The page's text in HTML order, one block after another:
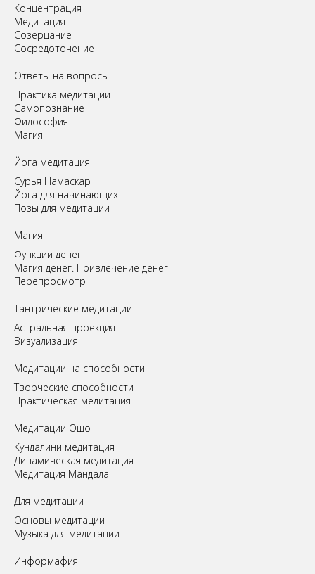
Концентрация
Медитация
Созерцание
Сосредоточение
Ответы на вопросы
Практика медитации
Самопознание
Философия
Магия
Йога медитация
Сурья Намаскар
Йога для начинающих
Позы для медитации
Магия
Функции денег
Магия денег. Привлечение денег
Перепросмотр
Tантрические медитации
Астральная проекция
Визуализация
Медитации на способности
Творческие способности
Практическая медитация
Медитации Ошо
Кундалини медитация
Динамическая медитация
Медитация Мандала
Для медитации
Основы медитации
Музыка для медитации
Информафия